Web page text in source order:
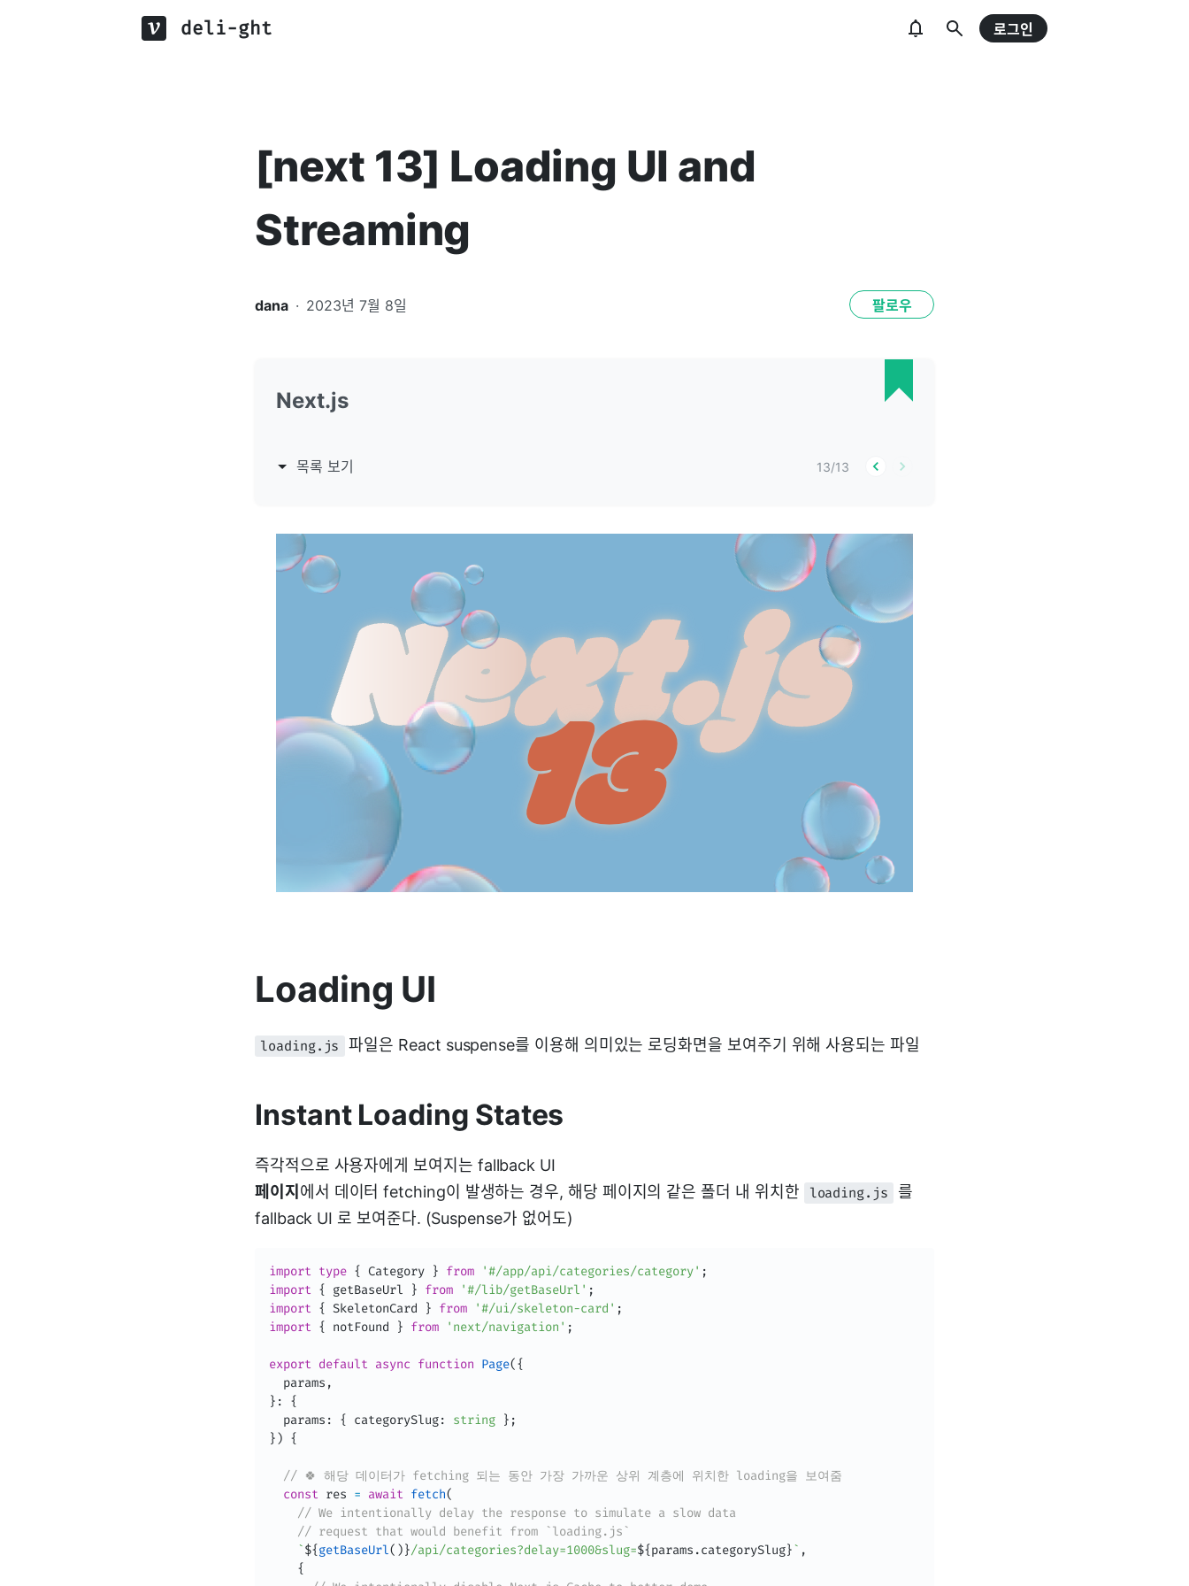
deli-ght 로그인
[next 13] Loading UI and
Streaming
dana · 2023년 7월 8일 팔로우
Next.js
목록 보기 13/13
Loading UI
loading.js 파일은 React suspense를 이용해 의미있는 로딩화면을 보여주기 위해 사용되는 파일
Instant Loading States
즉각적으로 사용자에게 보여지는 fallback UI
페이지 에서 데이터 fetching이 발생하는 경우, 해당 페이지의 같은 폴더 내 위치한 loading.js
를
fallback UI 로 보여준다. (Suspense가 없어도)
import type { Category } from '#/app/api/categories/category' ;
import { getBaseUrl } from '#/lib/getBaseUrl' ;
import { SkeletonCard } from '#/ui/skeleton-card' ;
import { notFound } from 'next/navigation' ;
export default async function Page({
  params
,
} :
{
  params
: { categorySlug: string } ;
} ) {
// 🍀 해당 데이터가 fetching 되는 동안 가장 가까운 상위 계층에 위치한 loading을 보여줌
const res = await fetch(
// We intentionally delay the response to simulate a slow data
// request that would benefit from `loading.js`
`${getBaseUrl( )}/api/categories?delay=1000&slug=${params .categorySlug}` ,
{